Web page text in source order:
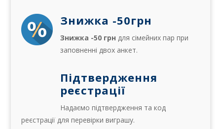
Знижка -50грн
Знижка -50 грн для сімейних пар при
заповненні двох анкет.
Підтвердження
реєстрації
Надаємо підтвердження та код
реєстрації для перевірки виграшу.